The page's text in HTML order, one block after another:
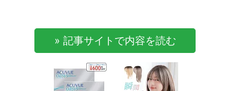
» 記事サイトで内容を読む